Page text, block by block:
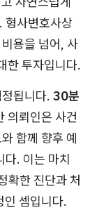
형사변호사상
용을 넘어, 사
한 투자입니다.
됩니다. 30분
의뢰인은 사건
함께 향후 예
다. 이는 마치
확한 진단과 처
인 셈입니다.